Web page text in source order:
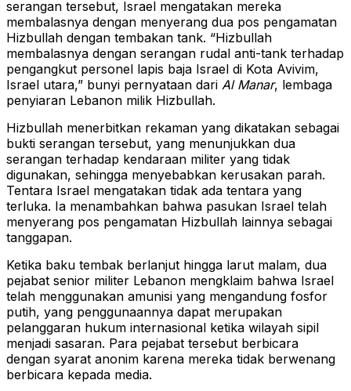
serangan tersebut, Israel mengatakan mereka
membalasnya dengan menyerang dua pos pengamatan
Hizbullah dengan tembakan tank. “Hizbullah
membalasnya dengan serangan rudal anti-tank terhadap
pengangkut personel lapis baja Israel di Kota Avivim,
Israel utara,” bunyi pernyataan dari Al Manar, lembaga
penyiaran Lebanon milik Hizbullah.
Hizbullah menerbitkan rekaman yang dikatakan sebagai
bukti serangan tersebut, yang menunjukkan dua
serangan terhadap kendaraan militer yang tidak
digunakan, sehingga menyebabkan kerusakan parah.
Tentara Israel mengatakan tidak ada tentara yang
terluka. Ia menambahkan bahwa pasukan Israel telah
menyerang pos pengamatan Hizbullah lainnya sebagai
tanggapan.
Ketika baku tembak berlanjut hingga larut malam, dua
pejabat senior militer Lebanon mengklaim bahwa Israel
telah menggunakan amunisi yang mengandung fosfor
putih, yang penggunaannya dapat merupakan
pelanggaran hukum internasional ketika wilayah sipil
menjadi sasaran. Para pejabat tersebut berbicara
dengan syarat anonim karena mereka tidak berwenang
berbicara kepada media.